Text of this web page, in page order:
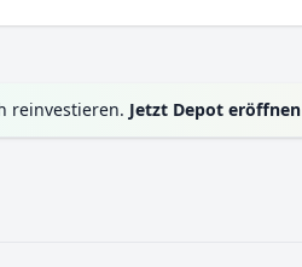
reinvestieren. Jetzt Depot eröffnen